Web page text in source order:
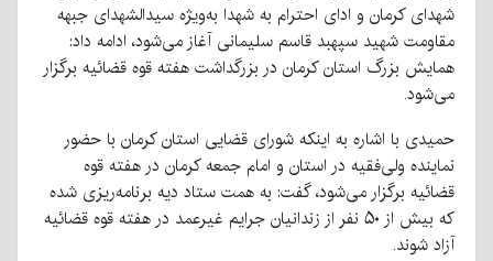
شهدای کرمان و ادای احترام به شهدا به‌ویژه سیدالشهدای جبهه
مقاومت شهید سپهبد قاسم سلیمانی آغاز می‌شود، ادامه داد:
همایش بزرگ استان کرمان در بزرگداشت هفته قوه قضائیه برگزار
می‌شود.
حمیدی با اشاره به اینکه شورای قضایی استان کرمان با حضور
نماینده ولی‌فقیه در استان و امام جمعه کرمان در هفته قوه
قضائیه برگزار می‌شود، گفت: به همت ستاد دیه برنامه‌ریزی شده
که بیش از ۵۰ نفر از زندانیان جرایم غیرعمد در هفته قوه قضائیه
آزاد شوند.